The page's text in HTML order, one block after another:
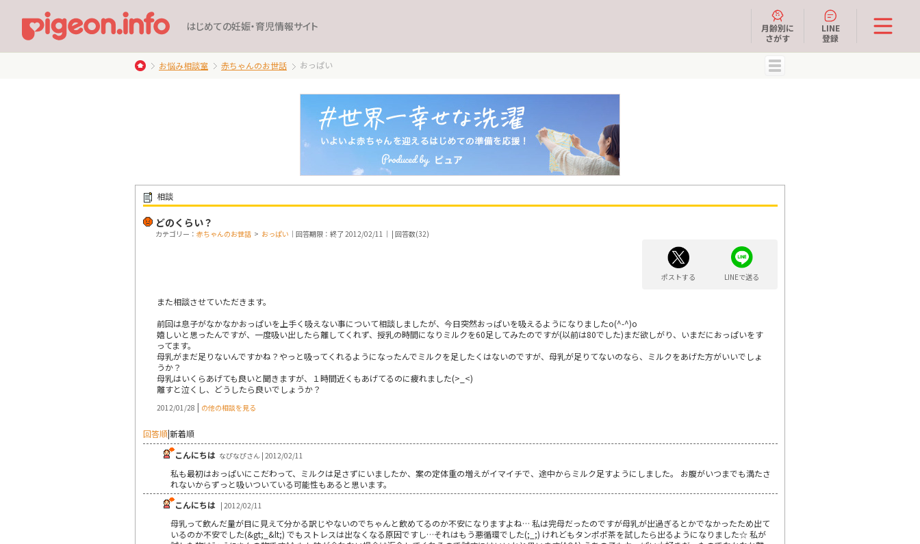
はじめての妊娠・育児情報サイト
月齢別に
さがす
LINE
登録
お悩み相談室 赤ちゃんのお世話 おっぱい
相談
どのくらい？
カテゴリー： 赤ちゃんのお世話 > おっぱい ｜回答期限：終了 2012/02/11｜ | 回答数(32)
ポストする LINEで送る
また相談させていただきます。
前回は息子がなかなかおっぱいを上手く吸えない事について相談しましたが、今日突然おっぱいを吸えるようになりましたo(^-^)o
嬉しいと思ったんですが、一度吸い出したら離してくれず、授乳の時間になりミルクを60足してみたのですが(以前は80でした)まだ欲しがり、いまだにおっぱいをす
ってます。
母乳がまだ足りないんですかね？やっと吸ってくれるようになったんでミルクを足したくはないのですが、母乳が足りてないのなら、ミルクをあげた方がいいでしょ
うか？
母乳はいくらあげても良いと聞きますが、１時間近くもあげてるのに疲れました(>_<)
離すと泣くし、どうしたら良いでしょうか？
2012/01/28 | の他の相談を見る
回答順|新着順
こんにちは なぴなぴさん | 2012/02/11
私も最初はおっぱいにこだわって、ミルクは足さずにいましたか、案の定体重の増えがイマイチで、途中からミルク足すようにしました。 お腹がいつまでも満たさ
れないからずっと吸いついている可能性もあると思います。
こんにちは | 2012/02/11
母乳って飲んだ量が目に見えて分かる訳じやないのでちゃんと飲めてるのか不安になりますよね… 私は完母だったのですが母乳が出過ぎるとかでなかったため出て
いるのか不安でした(&gt;_&lt;) でもストレスは出なくなる原因ですし…それはもう悪循環でした(;_;) けれどもタンポポ茶を試したら出るようになりました☆ 私が